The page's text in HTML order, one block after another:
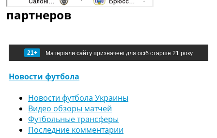
партнеров
21+ Матеріали сайту призначені для осіб старше 21 року
Новости футбола
Новости футбола Украины
Видео обзоры матчей
Футбольные трансферы
Последние комментарии